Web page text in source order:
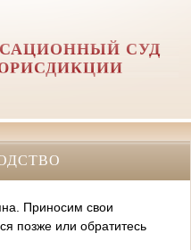
СУД
Приносим свои
позже или обратитесь